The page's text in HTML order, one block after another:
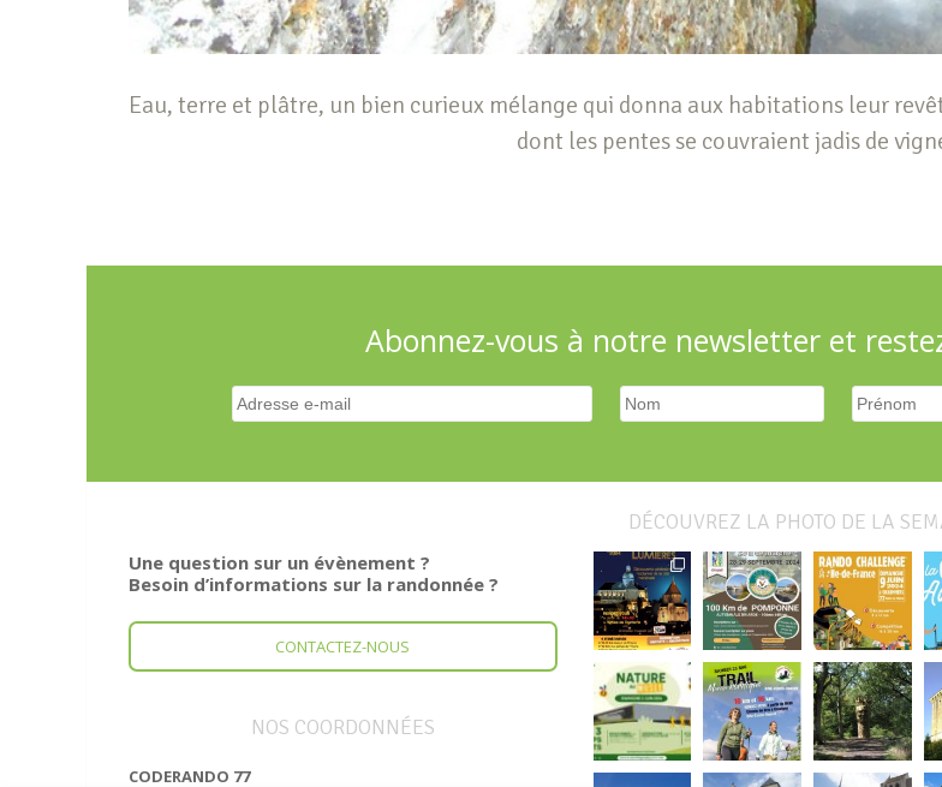
Eau, terre et plâtre, un bien curieux mélange qui donna aux habitations leur
dont les pentes se couvraient jadis de
Abonnez-vous à notre newsletter et
Une question sur un évènement ?
Besoin d’informations sur la randonnée ?
CONTACTEZ-NOUS
NOS COORDONNÉES
CODERANDO 77
DÉCOUVREZ LA PHOTO DE LA